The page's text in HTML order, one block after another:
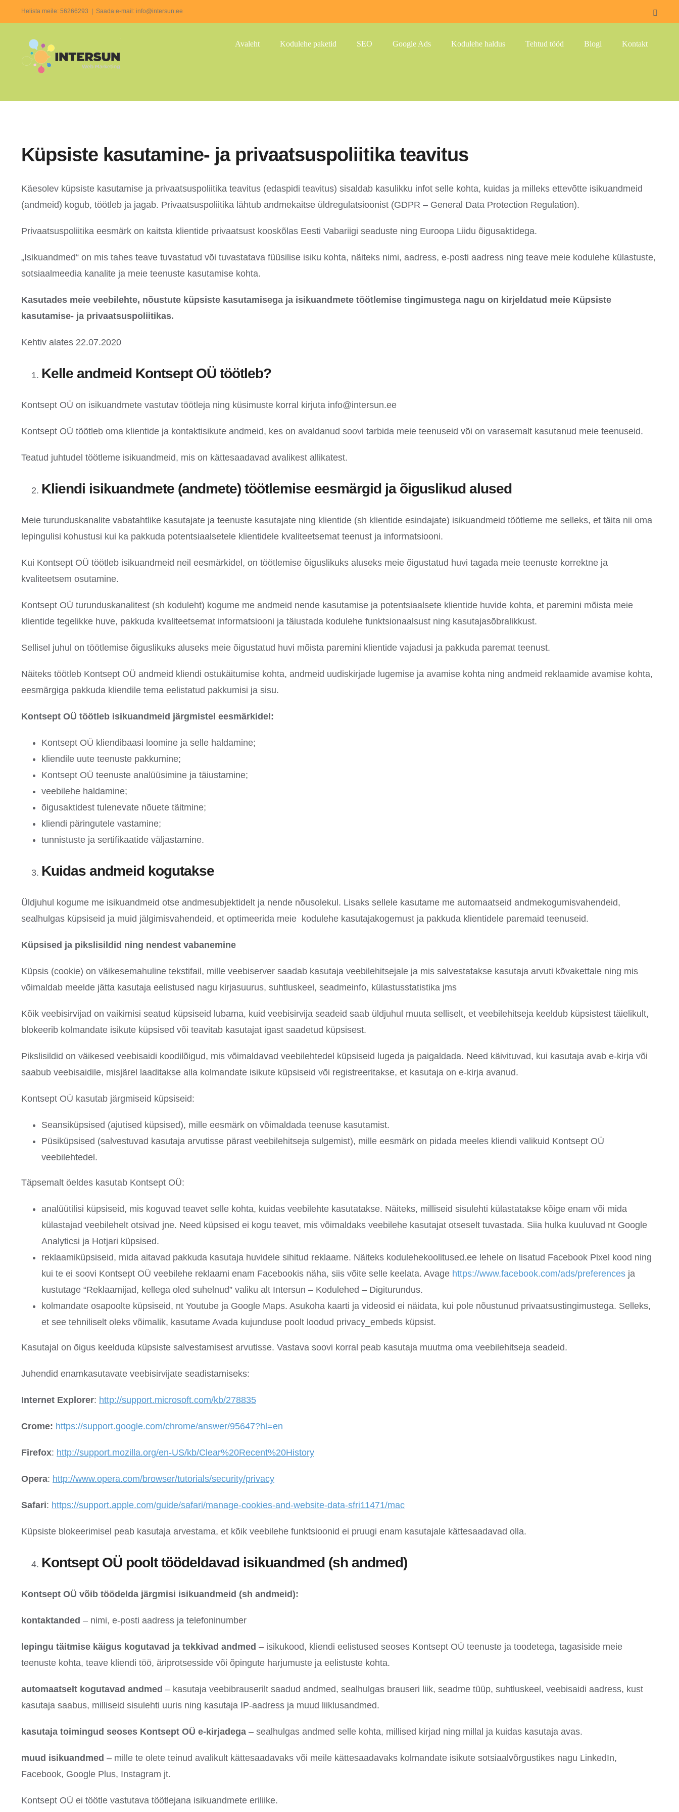
to
content
Helista meile: 56266293 Saada e-mail: info@intersun.ee
Avaleht Kodulehe paketid SEO Google Ads Kodulehe haldus Tehtud tööd Blogi Kontakt
Küpsiste kasutamine- ja privaatsuspoliitika teavitus
Käesolev küpsiste kasutamise ja privaatsuspoliitika teavitus (edaspidi teavitus) sisaldab kasulikku infot selle kohta, kuidas ja milleks ettevõtte isikuandmeid
(andmeid) kogub, töötleb ja jagab. Privaatsuspoliitika lähtub andmekaitse üldregulatsioonist (GDPR – General Data Protection Regulation).
Privaatsuspoliitika eesmärk on kaitsta klientide privaatsust kooskõlas Eesti Vabariigi seaduste ning Euroopa Liidu õigusaktidega.
„Isikuandmed“ on mis tahes teave tuvastatud või tuvastatava füüsilise isiku kohta, näiteks nimi, aadress, e-posti aadress ning teave meie kodulehe külastuste,
sotsiaalmeedia kanalite ja meie teenuste kasutamise kohta.
Kasutades meie veebilehte, nõustute küpsiste kasutamisega ja isikuandmete töötlemise tingimustega nagu on kirjeldatud meie Küpsiste
kasutamise- ja privaatsuspoliitikas.
Kehtiv alates 22.07.2020
Kelle andmeid Kontsept OÜ töötleb?
Kontsept OÜ on isikuandmete vastutav töötleja ning küsimuste korral kirjuta info@intersun.ee
Kontsept OÜ töötleb oma klientide ja kontaktisikute andmeid, kes on avaldanud soovi tarbida meie teenuseid või on varasemalt kasutanud meie teenuseid.
Teatud juhtudel töötleme isikuandmeid, mis on kättesaadavad avalikest allikatest.
Kliendi isikuandmete (andmete) töötlemise eesmärgid ja õiguslikud alused
Meie turunduskanalite vabatahtlike kasutajate ja teenuste kasutajate ning klientide (sh klientide esindajate) isikuandmeid töötleme me selleks, et täita nii oma
lepingulisi kohustusi kui ka pakkuda potentsiaalsetele klientidele kvaliteetsemat teenust ja informatsiooni.
Kui Kontsept OÜ töötleb isikuandmeid neil eesmärkidel, on töötlemise õiguslikuks aluseks meie õigustatud huvi tagada meie teenuste korrektne ja
kvaliteetsem osutamine.
Kontsept OÜ turunduskanalitest (sh koduleht) kogume me andmeid nende kasutamise ja potentsiaalsete klientide huvide kohta, et paremini mõista meie
klientide tegelikke huve, pakkuda kvaliteetsemat informatsiooni ja täiustada kodulehe funktsionaalsust ning kasutajasõbralikkust.
Sellisel juhul on töötlemise õiguslikuks aluseks meie õigustatud huvi mõista paremini klientide vajadusi ja pakkuda paremat teenust.
Näiteks töötleb Kontsept OÜ andmeid kliendi ostukäitumise kohta, andmeid uudiskirjade lugemise ja avamise kohta ning andmeid reklaamide avamise kohta,
eesmärgiga pakkuda kliendile tema eelistatud pakkumisi ja sisu.
Kontsept OÜ töötleb isikuandmeid järgmistel eesmärkidel:
Kontsept OÜ kliendibaasi loomine ja selle haldamine;
kliendile uute teenuste pakkumine;
Kontsept OÜ teenuste analüüsimine ja täiustamine;
veebilehe haldamine;
õigusaktidest tulenevate nõuete täitmine;
kliendi päringutele vastamine;
tunnistuste ja sertifikaatide väljastamine.
Kuidas andmeid kogutakse
Üldjuhul kogume me isikuandmeid otse andmesubjektidelt ja nende nõusolekul. Lisaks sellele kasutame me automaatseid andmekogumisvahendeid,
sealhulgas küpsiseid ja muid jälgimisvahendeid, et optimeerida meie kodulehe kasutajakogemust ja pakkuda klientidele paremaid teenuseid.
Küpsised ja pikslisildid ning nendest vabanemine
Küpsis (cookie) on väikesemahuline tekstifail, mille veebiserver saadab kasutaja veebilehitsejale ja mis salvestatakse kasutaja arvuti kõvakettale ning mis
võimaldab meelde jätta kasutaja eelistused nagu kirjasuurus, suhtluskeel, seadmeinfo, külastusstatistika jms
Kõik veebisirvijad on vaikimisi seatud küpsiseid lubama, kuid veebisirvija seadeid saab üldjuhul muuta selliselt, et veebilehitseja keeldub küpsistest täielikult,
blokeerib kolmandate isikute küpsised või teavitab kasutajat igast saadetud küpsisest.
Pikslisildid on väikesed veebisaidi koodilõigud, mis võimaldavad veebilehtedel küpsiseid lugeda ja paigaldada. Need käivituvad, kui kasutaja avab e-kirja või
saabub veebisaidile, misjärel laaditakse alla kolmandate isikute küpsiseid või registreeritakse, et kasutaja on e-kirja avanud.
Kontsept OÜ kasutab järgmiseid küpsiseid:
Seansiküpsised (ajutised küpsised), mille eesmärk on võimaldada teenuse kasutamist.
Püsiküpsised (salvestuvad kasutaja arvutisse pärast veebilehitseja sulgemist), mille eesmärk on pidada meeles kliendi valikuid Kontsept OÜ
veebilehtedel.
Täpsemalt öeldes kasutab Kontsept OÜ:
analüütilisi küpsiseid, mis koguvad teavet selle kohta, kuidas veebilehte kasutatakse. Näiteks, milliseid sisulehti külastatakse kõige enam või mida
külastajad veebilehelt otsivad jne. Need küpsised ei kogu teavet, mis võimaldaks veebilehe kasutajat otseselt tuvastada. Siia hulka kuuluvad nt Google
Analyticsi ja Hotjari küpsised.
reklaamiküpsiseid, mida aitavad pakkuda kasutaja huvidele sihitud reklaame. Näiteks kodulehekoolitused.ee lehele on lisatud Facebook Pixel kood ning
kui te ei soovi Kontsept OÜ veebilehe reklaami enam Facebookis näha, siis võite selle keelata. Avage https://www.facebook.com/ads/preferences ja
kustutage “Reklaamijad, kellega oled suhelnud” valiku alt Intersun – Kodulehed – Digiturundus.
kolmandate osapoolte küpsiseid, nt Youtube ja Google Maps. Asukoha kaarti ja videosid ei näidata, kui pole nõustunud privaatsustingimustega. Selleks,
et see tehniliselt oleks võimalik, kasutame Avada kujunduse poolt loodud privacy_embeds küpsist.
Kasutajal on õigus keelduda küpsiste salvestamisest arvutisse. Vastava soovi korral peab kasutaja muutma oma veebilehitseja seadeid.
Juhendid enamkasutavate veebisirvijate seadistamiseks:
Internet Explorer: http://support.microsoft.com/kb/278835
Crome: https://support.google.com/chrome/answer/95647?hl=en
Firefox: http://support.mozilla.org/en-US/kb/Clear%20Recent%20History
Opera: http://www.opera.com/browser/tutorials/security/privacy
Safari: https://support.apple.com/guide/safari/manage-cookies-and-website-data-sfri11471/mac
Küpsiste blokeerimisel peab kasutaja arvestama, et kõik veebilehe funktsioonid ei pruugi enam kasutajale kättesaadavad olla.
Kontsept OÜ poolt töödeldavad isikuandmed (sh andmed)
Kontsept OÜ võib töödelda järgmisi isikuandmeid (sh andmeid):
kontaktanded – nimi, e-posti aadress ja telefoninumber
lepingu täitmise käigus kogutavad ja tekkivad andmed – isikukood, kliendi eelistused seoses Kontsept OÜ teenuste ja toodetega, tagasiside meie
teenuste kohta, teave kliendi töö, äriprotsesside või õpingute harjumuste ja eelistuste kohta.
automaatselt kogutavad andmed – kasutaja veebibrauserilt saadud andmed, sealhulgas brauseri liik, seadme tüüp, suhtluskeel, veebisaidi aadress, kust
kasutaja saabus, milliseid sisulehti uuris ning kasutaja IP-aadress ja muud liiklusandmed.
kasutaja toimingud seoses Kontsept OÜ e-kirjadega – sealhulgas andmed selle kohta, millised kirjad ning millal ja kuidas kasutaja avas.
muud isikuandmed – mille te olete teinud avalikult kättesaadavaks või meile kättesaadavaks kolmandate isikute sotsiaalvõrgustikes nagu LinkedIn,
Facebook, Google Plus, Instagram jt.
Kontsept OÜ ei töötle vastutava töötlejana isikuandmete eriliike.